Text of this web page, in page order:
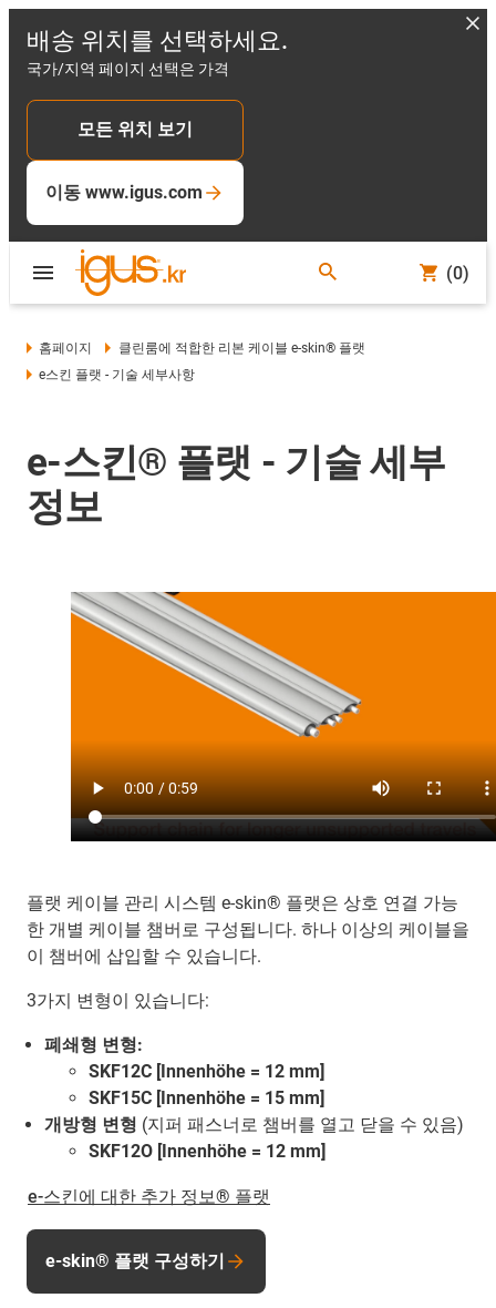
배송 위치를 선택하세요.
국가/지역 페이지 선택은 가격
모든 위치 보기
이동 www.igus.com
(0)
홈페이지
클린룸에 적합한 리본 케이블 e-skin® 플랫
e스킨 플랫 - 기술 세부사항
e-스킨® 플랫 - 기술 세부
정보
플랫 케이블 관리 시스템 e-skin® 플랫은 상호 연결 가능
한 개별 케이블 챔버로 구성됩니다. 하나 이상의 케이블을
이 챔버에 삽입할 수 있습니다.
3가지 변형이 있습니다:
폐쇄형 변형:
SKF12C [Innenhöhe = 12 mm]
SKF15C [Innenhöhe = 15 mm]
개방형 변형 (지퍼 패스너로 챔버를 열고 닫을 수 있음)
SKF12O [Innenhöhe = 12 mm]
e-스킨에 대한 추가 정보® 플랫
e-skin® 플랫 구성하기